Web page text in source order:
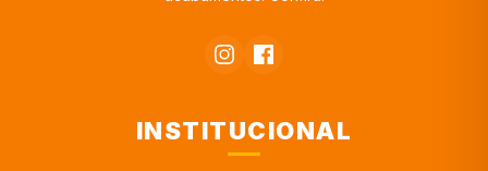
INSTITUCIONAL